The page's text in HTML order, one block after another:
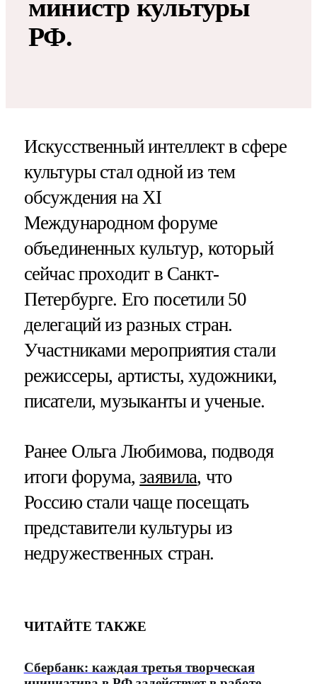
министр культуры
РФ.
Искусственный интеллект в сфере
культуры стал одной из тем
обсуждения на XI
Международном форуме
объединенных культур, который
сейчас проходит в Санкт-
Петербурге. Его посетили 50
делегаций из разных стран.
Участниками мероприятия стали
режиссеры, артисты, художники,
писатели, музыканты и ученые.
Ранее Ольга Любимова, подводя
итоги форума,заявила, что
Россию стали чаще посещать
представители культуры из
недружественных стран.
ЧИТАЙТЕ ТАКЖЕ
Сбербанк: каждая третья творческая